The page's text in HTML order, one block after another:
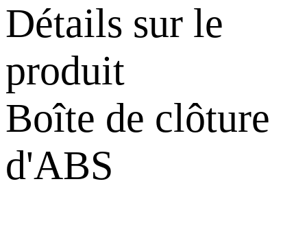
Détails sur le
produit
Boîte de clôture
d'ABS